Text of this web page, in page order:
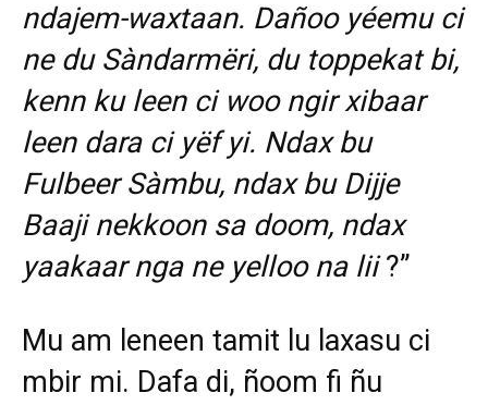
ndajem-waxtaan. Dañoo yéemu ci
ne du Sàndarmëri, du toppekat bi,
kenn ku leen ci woo ngir xibaar
leen dara ci yëf yi. Ndax bu
Fulbeer Sàmbu, ndax bu Dijje
Baaji nekkoon sa doom, ndax
yaakaar nga ne yelloo na lii?”
Mu am leneen tamit lu laxasu ci
mbir mi. Dafa di, ñoom fi ñu